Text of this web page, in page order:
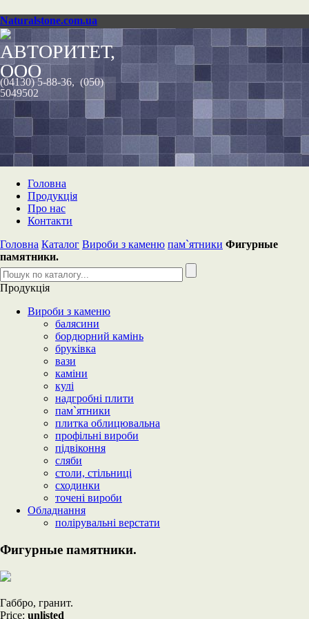
Naturalstone.com.ua
АВТОРИТЕТ,
ООО
(04130) 5-88-36, (050)
5049502
Головна
Продукція
Про нас
Контакти
Головна Каталог Вироби з каменю пам`ятники Фигурные
памятники.
Продукція
Вироби з каменю
балясини
бордюрний камінь
бруківка
вази
каміни
кулі
надгробні плити
пам`ятники
плитка облицювальна
профільні вироби
підвіконня
сляби
столи, стільниці
сходинки
точені вироби
Обладнання
полірувальні верстати
Фигурные памятники.
Габбро, гранит.
Price: unlisted